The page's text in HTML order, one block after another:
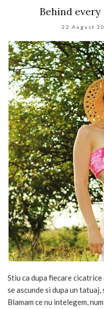
Behind
22 August
Stiu ca dupa fiecare
se ascunde si dupa un tatuaj,
Blamam ce nu intelegem,